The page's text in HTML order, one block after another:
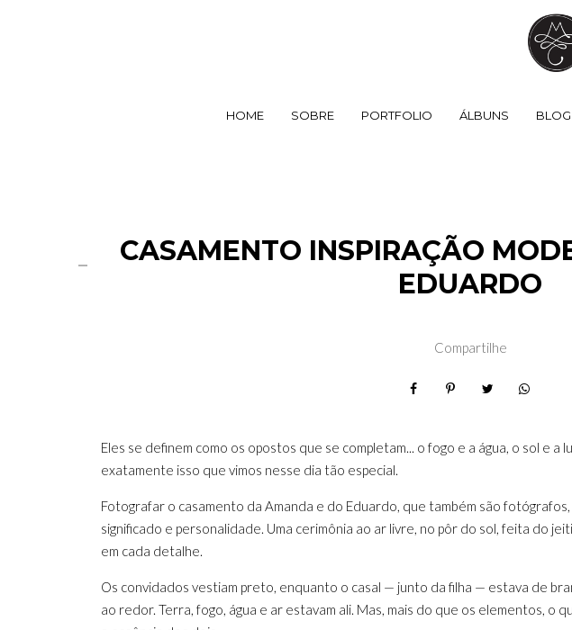
HOME SOBRE PORTFOLIO ÁLBUNS BLOG
CASAMENTO INSPIRAÇÃO
EDUARDO
Compartilhe
Eles se definem como os opostos que se completam... o fogo e a água, o sol e a
exatamente isso que vimos nesse dia tão especial.
Fotografar o casamento da Amanda e do Eduardo, que também são
significado e personalidade. Uma cerimônia ao ar livre, no pôr do sol, feita do
em cada detalhe.
Os convidados vestiam preto, enquanto o casal — junto da filha — estava de
ao redor. Terra, fogo, água e ar estavam ali. Mas, mais do que os elementos, o